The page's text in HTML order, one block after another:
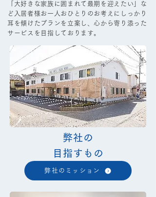
「大好きな家族に囲まれて最期を迎えたい」な
ど 入居者様お一人おひとりのお考えにしっかり
耳を傾けたプランを立案し、心から寄り添った
サービスを目指しております。
弊社の
目指すもの
弊社のミッション